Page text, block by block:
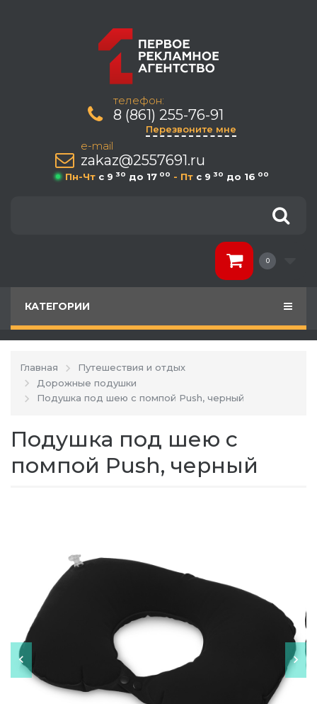
телефон:
8 (861) 255-76-91
Перезвоните мне
e-mail
zakaz@2557691.ru
Пн-Чт c 9 30 до 17 00 - Пт c 9 30 до 16 00
0
КАТЕГОРИИ
Главная
Путешествия и отдых
Дорожные подушки
Подушка под шею с помпой Push, черный
Подушка под шею с
помпой Push, черный